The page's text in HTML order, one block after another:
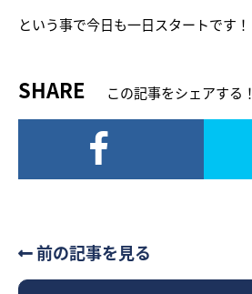
という事で今日も一日スタートです！
SHARE この記事をシェアする！
前の記事を見る